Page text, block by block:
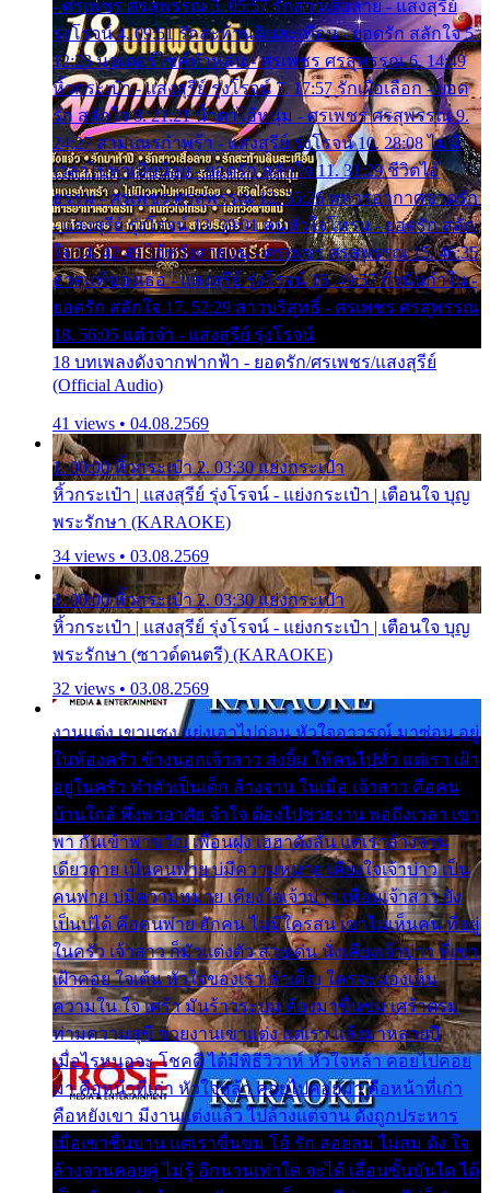
- ศรเพชร ศรสุพรรณ 3. 05:57 รักสาวเสื้อลาย - แสงสุรีย์
รุ่งโรจน์ 4. 09:51 รักสะท้านดินสะเทือน - ยอดรัก สลักใจ 5.
12:23 มอเตอร์ไซค์ทำหล่น - ศรเพชร ศรสุพรรณ 6. 14:49
หิ้วกระเป๋า - แสงสุรีย์ รุ่งโรจน์ 7. 17:57 รักเผื่อเลือก - ยอด
รัก สลักใจ 8. 21:21 น้ำตาไอ้หนุ่ม - ศรเพชร ศรสุพรรณ 9.
24:27 สามเณรกำพร้า - แสงสุรีย์ รุ่งโรจน์ 10. 28:08 ไม่มี
เวลาไปหาเมียน้อย - ยอดรัก สลักใจ 11. 31:29 ชีวิตไอ้
ธรรม - ศรเพชร ศรสุพรรณ 12. 35:26 ทหารอากาศขาดรัก
- แสงสุรีย์ รุ่งโรจน์ 13. 39:01 คนหัวใจโทรม - ยอดรัก สลัก
ใจ 14. 42:49 ไอ้หวังตายแน่ - ศรเพชร ศรสุพรรณ 15. 46:35
ธาตุแท้ของเธอ - แสงสุรีย์ รุ่งโรจน์ 16. 49:57 กำนันกำใน -
ยอดรัก สลักใจ 17. 52:29 สาวบริสุทธิ์ - ศรเพชร ศรสุพรรณ
18. 56:05 แต๋วจ๋า - แสงสุรีย์ รุ่งโรจน์
18 บทเพลงดังจากฟากฟ้า - ยอดรัก/ศรเพชร/แสงสุรีย์
(Official Audio)
41 views • 04.08.2569
1. 00:00 หิ้วกระเป๋า 2. 03:30 แย่งกระเป๋า
หิ้วกระเป๋า | แสงสุรีย์ รุ่งโรจน์ - แย่งกระเป๋า | เตือนใจ บุญ
พระรักษา (KARAOKE)
34 views • 03.08.2569
1. 00:00 หิ้วกระเป๋า 2. 03:30 แย่งกระเป๋า
หิ้วกระเป๋า | แสงสุรีย์ รุ่งโรจน์ - แย่งกระเป๋า | เตือนใจ บุญ
พระรักษา (ซาวด์ดนตรี) (KARAOKE)
32 views • 03.08.2569
งานแต่ง เขาแซง แย่งเอาไปก่อน หัวใจอาวรณ์ มาซ่อน อยู่
ในห้องครัว ข้างนอกเจ้าสาว ส่งยิ้ม ให้คนไปทั่ว แต่เรา เฝ้า
อยู่ในครัว ทำตัวเป็นเด็ก ล้างจาน ในเมื่อ เจ้าสาว คือคน
บ้านใกล้ พึ่งพาอาศัย จำใจ ต้องไปช่วยงาน พอถึงเวลา เขา
พา กันเข้าพาขวัญ เพื่อนฝูง เฮฮาดังลั่น แต่เราล้างจาน
เดียวดาย เป็นคนพ่าย บ่มีความหมาย เคียงใจเจ้าบ่าว เป็น
คนพ่าย บ่มีความหมาย เคียงใจเจ้าบ่าว เพื่อนเจ้าสาว ยัง
เป็นบ่ได้ คือคนพ่าย ฮักคน ไม่มีใครสน เขาไม่เห็นคน ที่อยู่
ในครัว เจ้าสาว ก็มัวแต่งตัว สวยเด่น นั่งเคียงเจ้าบ่าว ที่เขา
เฝ้าคอย ใจเต้น หัวใจของเรา ลำเค็ญ ใครจะมองเห็น
ความใน ใจ เศร้า มันร้าวระบม ต้องมาขื่นขม เศร้าตรม
ท่ามความสุขี ช่วยงานเขาแต่ง แต่เรา แล้งมาหลายปี
เมื่อไรหนอจะ โชคดี ได้มีพิธีวิวาห์ หัวใจหล้า คอยไปคอย
มา คือหน้าที่เก่า หัวใจหล้า คอยไปคอยมา คือหน้าที่เก่า
คือหยังเขา มีงานแต่งแล้ว ไปล้างแต่จาน ดั่งถูกประหาร
เมื่อเขาชื่นบาน แต่เราขื่นขม โอ้ รัก ลอยลม ไม่สม ดัง ใจ
ล้างจานคอยคู่ ไม่รู้ อีกนานเท่าใด จะได้ เลื่อนขั้นบันได ได้